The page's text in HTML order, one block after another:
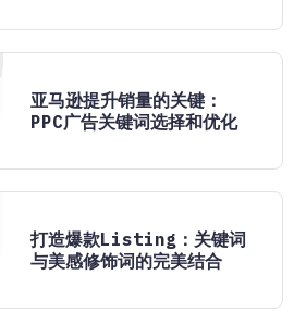
亚马逊提升销量的关键：
PPC广告关键词选择和优化
打造爆款Listing：关键词
与美感修饰词的完美结合